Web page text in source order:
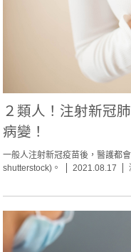
２類人！注射新冠
病變！
一般人注射新冠疫苗後，醫護都
shutterstock)。
2021.08.17